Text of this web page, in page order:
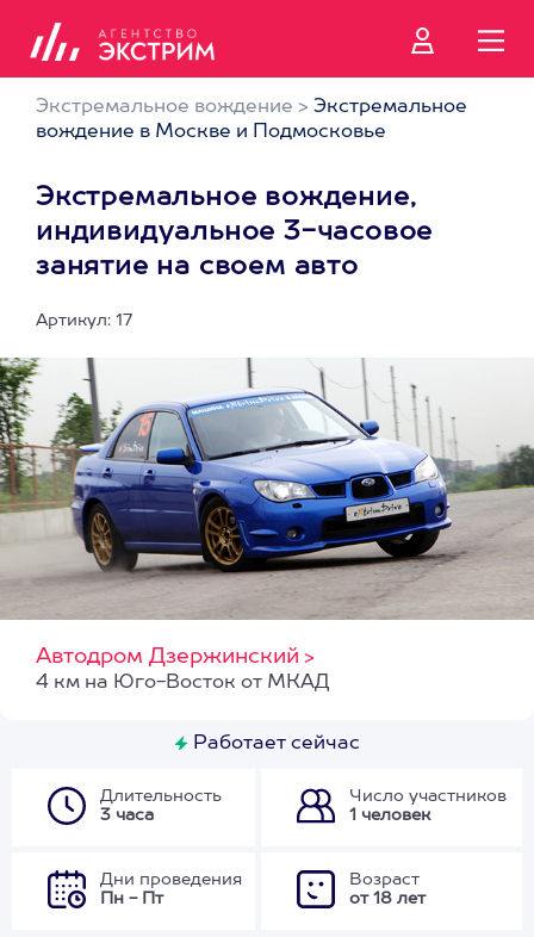
Экстремальное вождение > Экстремальное
вождение в Москве и Подмосковье
Экстремальное вождение,
индивидуальное 3-часовое
занятие на своем авто
Артикул: 17
Автодром Дзержинский >
4 км на Юго-Восток от МКАД
Работает сейчас
Длительность
3 часа
Число участников
1 человек
Дни проведения
Пн - Пт
Возраст
от 18 лет